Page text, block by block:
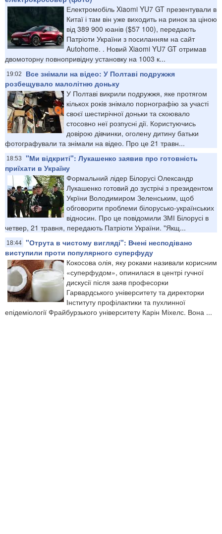
Електромобіль Xiaomi YU7 GT презентували в
Китаї і там він уже виходить на ринок за ціною
від 389 900 юанів ($57 100), передають
Патріоти України з посиланням на сайт
Autohome. . Новий Xiaomi YU7 GT отримав
двомоторну повнопривідну установку на 1003 к...
19:02
Все знімали на відео: У Полтаві подружжя
розбещувало малолітню доньку
У Полтаві викрили подружжя, яке протягом
кількох років знімало порнографію за участі
своєї шестирічної доньки та скоювало
стосовно неї розпусні дії. Користуючись
довірою дівчинки, оголену дитину батьки
фотографували та знімали на відео. Про це 21 травн...
18:53
"Ми відкриті": Лукашенко заявив про готовність
приїхати в Україну
Формальний лідер Білорусі Олександр
Лукашенко готовий до зустрічі з президентом
Укрїни Володимиром Зеленським, щоб
обговорити проблеми білорусько-українських
відносин. Про це повідомили ЗМІ Білорусі в
четвер, 21 травня, передають Патріоти України. "Якщ...
18:44 "Отрута в чистому вигляді": Вчені несподівано
виступили проти популярного суперфуду
Кокосова олія, яку роками називали корисним
«суперфудом», опинилася в центрі гучної
дискусії після заяв професорки
Гарвардського університету та директорки
Інституту профілактики та пухлинної
епідеміології Фрайбурзького університету Карін Міхелс. Вона ...